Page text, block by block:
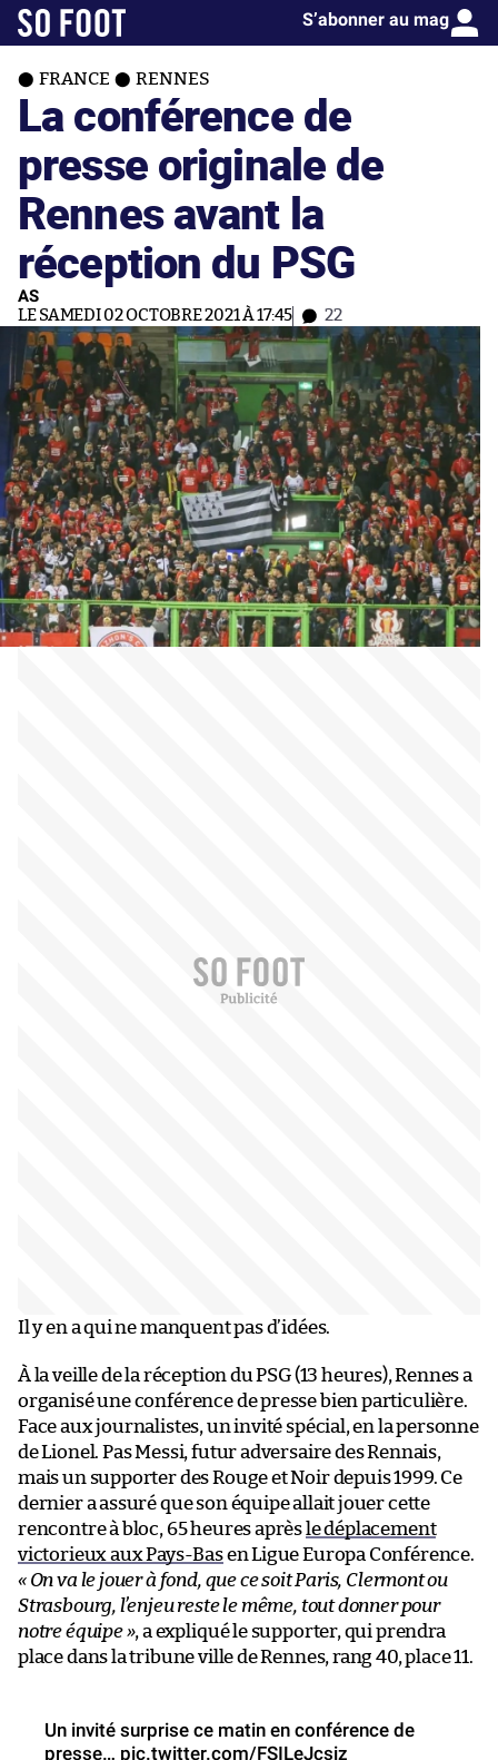
S’abonner au mag
FRANCE RENNES
La conférence de
presse originale de
Rennes avant la
réception du PSG
AS
LE SAMEDI 02 OCTOBRE 2021 À 17:45 22
Il y en a qui ne manquent pas d’idées.
À la veille de la réception du PSG (13 heures), Rennes a
organisé une conférence de presse bien particulière.
Face aux journalistes, un invité spécial, en la personne
de Lionel. Pas Messi, futur adversaire des Rennais,
mais un supporter des Rouge et Noir depuis 1999. Ce
dernier a assuré que son équipe allait jouer cette
rencontre à bloc, 65 heures après le déplacement
victorieux aux Pays-Basen Ligue Europa Conférence.
« On va le jouer à fond, que ce soit Paris, Clermont ou
Strasbourg, l’enjeu reste le même, tout donner pour
notre équipe », a expliqué le supporter, qui prendra
place dans la tribune ville de Rennes, rang 40, place 11.
Un invité surprise ce matin en conférence de
presse… pic.twitter.com/FSILeJcsiz